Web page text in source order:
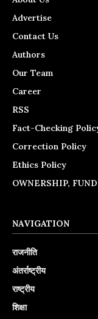
Advertise
Contact Us
Authors
Our Team
Career
RSS
Fact-Checking
Correction Policy
Ethics Policy
OWNERSHIP,
NAVIGATION
राजनीति
अंतर्राष्ट्रीय
राष्ट्रीय
शिक्षा